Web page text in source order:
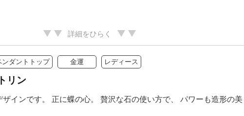
詳細をひらく
ンダントトップ 金運 レディース
リン
インです。 正に蝶の心。 贅沢な石の使い方で、 パワーも造形の美